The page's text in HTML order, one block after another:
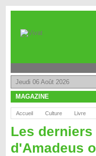
Jeudi 06 Août 2026
MAGAZINE
Accueil Culture Livre
Les
d'Amadeus